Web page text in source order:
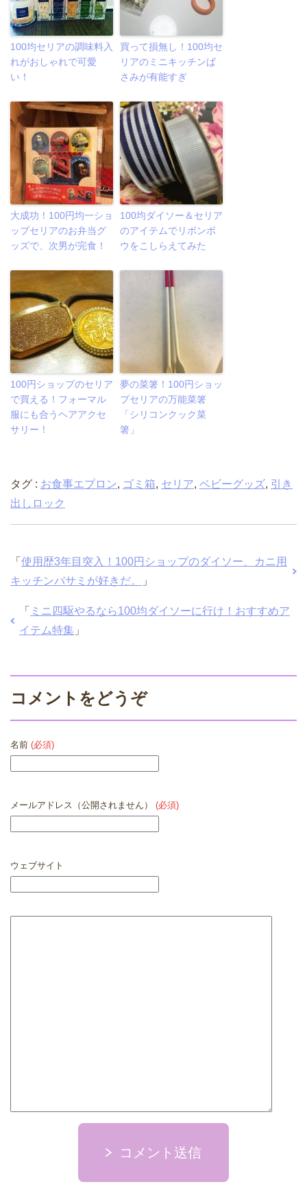
100均セリアの調味料入
れがおしゃれで可愛
い！
買って損無し！100均セ
リアのミニキッチンば
さみが有能すぎ
大成功！100円均一ショ
ップセリアのお弁当グ
ッズで、次男が完食！
100均ダイソー＆セリア
のアイテムでリボンボ
ウをこしらえてみた
100円ショップのセリア
で買える！フォーマル
服にも合うヘアアクセ
サリー！
夢の菜箸！100円ショッ
プセリアの万能菜箸
「シリコンクック菜
箸」
タグ : お食事エプロン, ゴミ箱, セリア, ベビーグッズ, 引き
出しロック
「 使用歴3年目突入！100円ショップのダイソー、カニ用
キッチンバサミが好きだ。
」
「 ミニ四駆やるなら100均ダイソーに行け！おすすめア
イテム特集 」
コメントをどうぞ
名前 (必須)
メールアドレス（公開されません） (必須)
ウェブサイト
コメント送信